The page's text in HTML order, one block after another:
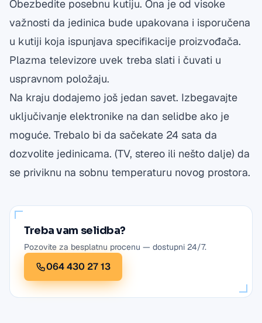
Obezbedite posebnu kutiju. Ona je od visoke
važnosti da jedinica bude upakovana i isporučena
u kutiji koja ispunjava specifikacije proizvođača.
Plazma televizore uvek treba slati i čuvati u
uspravnom položaju.
Na kraju dodajemo još jedan savet. Izbegavajte
uključivanje elektronike na dan selidbe ako je
moguće. Trebalo bi da sačekate 24 sata da
dozvolite jedinicama. (TV, stereo ili nešto dalje) da
se priviknu na sobnu temperaturu novog prostora.
Treba vam selidba?
Pozovite za besplatnu procenu — dostupni 24/7.
064 430 27 13